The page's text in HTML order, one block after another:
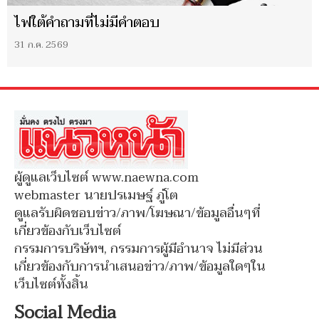
ไฟใต้คำถามที่ไม่มีคำตอบ
31 ก.ค. 2569
ผู้ดูแลเว็บไซต์ www.naewna.com
webmaster นายปรเมษฐ์ ภู่โต
ดูแลรับผิดชอบข่าว/ภาพ/โฆษณา/ข้อมูลอื่นๆที่
เกี่ยวข้องกับเว็บไซต์
กรรมการบริษัทฯ, กรรมการผู้มีอำนาจ ไม่มีส่วน
เกี่ยวข้องกับการนำเสนอข่าว/ภาพ/ข้อมูลใดๆใน
เว็บไซต์ทั้งสิ้น